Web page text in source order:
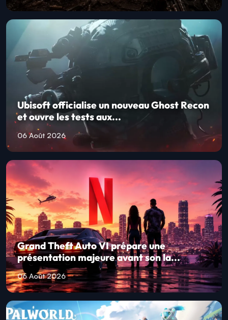
Ubisoft officialise un nouveau Ghost Recon
et ouvre les tests aux...
06 Août 2026
Grand Theft Auto VI prépare une
présentation majeure avant son la...
06 Août 2026